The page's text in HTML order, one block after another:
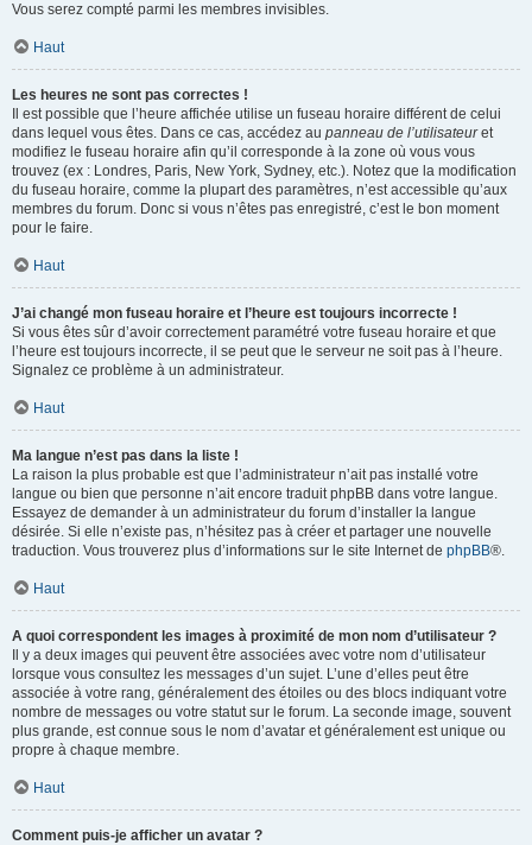
Vous serez compté parmi les membres invisibles.
Haut
Les heures ne sont pas correctes !
Il est possible que l’heure affichée utilise un fuseau horaire différent de celui
dans lequel vous êtes. Dans ce cas, accédez au panneau de l’utilisateuret
modifiez le fuseau horaire afin qu’il corresponde à la zone où vous vous
trouvez (ex : Londres, Paris, New York, Sydney, etc.). Notez que la modification
du fuseau horaire, comme la plupart des paramètres, n’est accessible qu’aux
membres du forum. Donc si vous n’êtes pas enregistré, c’est le bon moment
pour le faire.
Haut
J’ai changé mon fuseau horaire et l’heure est toujours incorrecte !
Si vous êtes sûr d’avoir correctement paramétré votre fuseau horaire et que
l’heure est toujours incorrecte, il se peut que le serveur ne soit pas à l’heure.
Signalez ce problème à un administrateur.
Haut
Ma langue n’est pas dans la liste !
La raison la plus probable est que l’administrateur n’ait pas installé votre
langue ou bien que personne n’ait encore traduit phpBB dans votre langue.
Essayez de demander à un administrateur du forum d’installer la langue
désirée. Si elle n’existe pas, n’hésitez pas à créer et partager une nouvelle
traduction. Vous trouverez plus d’informations sur le site Internet de phpBB®.
Haut
A quoi correspondent les images à proximité de mon nom d’utilisateur ?
Il y a deux images qui peuvent être associées avec votre nom d’utilisateur
lorsque vous consultez les messages d’un sujet. L’une d’elles peut être
associée à votre rang, généralement des étoiles ou des blocs indiquant votre
nombre de messages ou votre statut sur le forum. La seconde image, souvent
plus grande, est connue sous le nom d’avatar et généralement est unique ou
propre à chaque membre.
Haut
Comment puis-je afficher un avatar ?